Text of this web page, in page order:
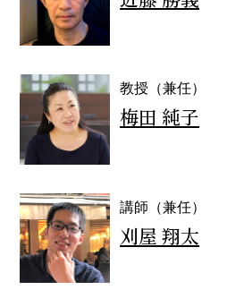
教授（兼任）
梅田 純子
講師（兼任）
刈屋 翔太